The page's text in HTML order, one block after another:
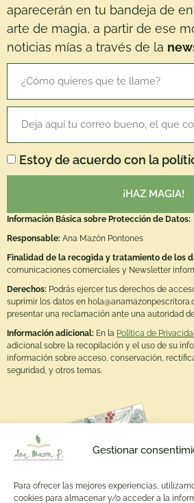
Gestionar
Para ofrecer las mejores experiencias,
cookies para almacenar y/o acceder a la
aparecerán en tu bandeja de
arte de magia, a partir de ese
noticias mías a través de la
Estoy de acuerdo con la
¡HAZ MAGIA!
Información Básica sobre Protección de Datos:
Responsable: Ana Mazón Pontones
Finalidad de la recogida y tratamiento de los
comunicaciones comerciales y Newsletter
Derechos: Podrás ejercer tus derechos de
suprimir los datos en
presentar una reclamación ante una autoridad
Información adicional: En la Política de
adicional sobre la recopilación y el uso de su
información sobre acceso, conservación,
seguridad, y otros temas.